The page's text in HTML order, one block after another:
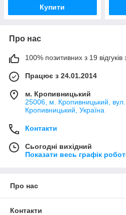
Купити
Про нас
100% позитивних з 19 відгуків
Працює з 24.01.2014
м. Кропивницький
25006, м. Кропивницький,
Кропивницький, Україна
Контакти
Сьогодні вихідний
Показати весь графік
Про нас
Контакти